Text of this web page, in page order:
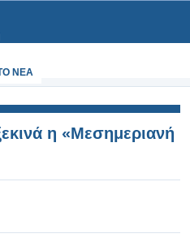
NEA
η «Μεσημεριανή